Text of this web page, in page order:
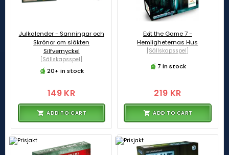
Julkalender - Sanningar och
Skrönor om släkten
Silfvernyckel
[Sällskapsspel]
20+ in stock
149 KR
ADD TO CART
Exit the Game 7 -
Hemligheternas Hus
[Sällskapsspel]
7 in stock
219 KR
ADD TO CART